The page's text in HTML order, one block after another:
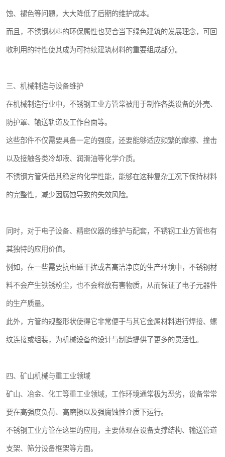
蚀、褪色等问题，大大降低了后期的维护成本。
而且，不锈钢材料的环保属性也契合当下绿色建筑的发展理念，可回
收利用的特性使其成为可持续建筑材料的重要组成部分。
三、机械制造与设备维护
在机械制造行业中，不锈钢工业方管常被用于制作各类设备的外壳、
防护罩、输送轨道及工作台面等。
这些部件不仅需要具备一定的强度，还要能够适应频繁的摩擦、撞击
以及接触各类冷却液、润滑油等化学介质。
不锈钢方管凭借其稳定的化学性能，能够在这种复杂工况下保持材料
的完整性，减少因腐蚀导致的失效风险。
同时，对于电子设备、精密仪器的维护与配套，不锈钢工业方管也有
其独特的应用价值。
例如，在一些需要抗电磁干扰或者高洁净度的生产环境中，不锈钢材
料不会产生铁锈粉尘，也不会释放有害物质，从而保证了电子元器件
的生产质量。
此外，方管的规整形状使得它非常便于与其它金属材料进行焊接、螺
纹连接或组装，为机械设备的设计与制造提供了更多的灵活性。
四、矿山机械与重工业领域
矿山、冶金、化工等重工业领域，工作环境通常极为恶劣，设备常常
要在高强度负荷、高磨损以及强腐蚀性介质下运行。
不锈钢工业方管在这里的应用，主要体现在设备支撑结构、输送管道
支架、筛分设备框架等方面。